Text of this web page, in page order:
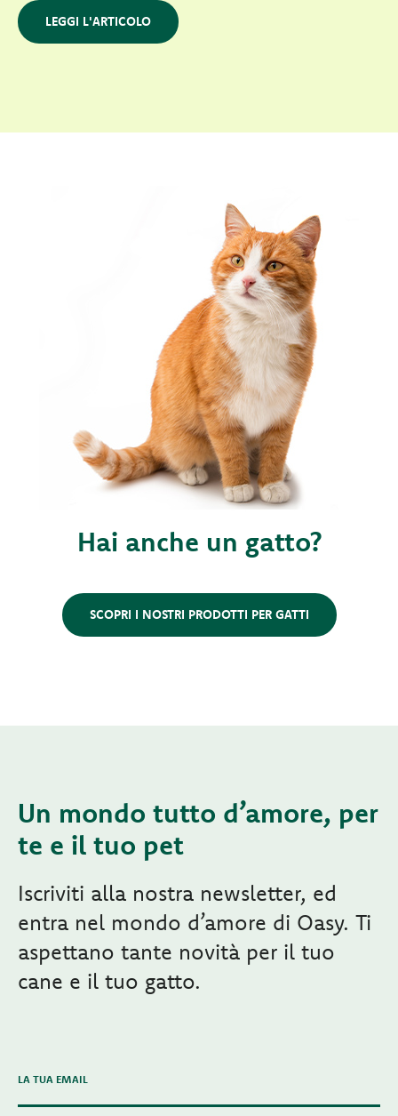
LEGGI L'ARTICOLO
Hai anche un gatto?
SCOPRI I NOSTRI PRODOTTI PER GATTI
Un mondo tutto d’amore, per
te e il tuo pet
Iscriviti alla nostra newsletter, ed
entra nel mondo d’amore di Oasy. Ti
aspettano tante novità per il tuo
cane e il tuo gatto.
LA TUA EMAIL